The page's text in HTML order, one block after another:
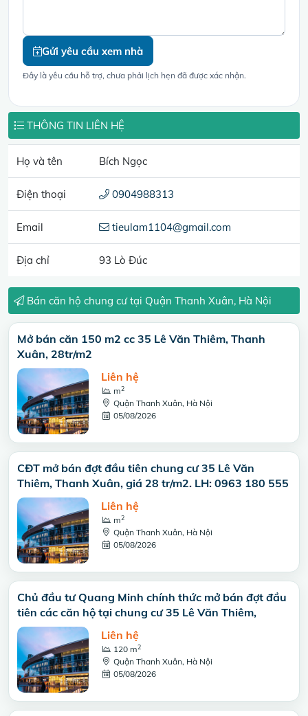
Gửi yêu cầu xem nhà
Đây là yêu cầu hỗ trợ, chưa phải lịch hẹn đã được xác nhận.
THÔNG TIN LIÊN HỆ
Họ và tên Bích Ngọc
Điện thoại 0904988313
Email tieulam1104@gmail.com
Địa chỉ 93 Lò Đúc
Bán căn hộ chung cư tại Quận Thanh Xuân, Hà Nội
Mở bán căn 150 m2 cc 35 Lê Văn Thiêm, Thanh
Xuân, 28tr/m2
Liên hệ
m2
Quận Thanh Xuân, Hà Nội
05/08/2026
CĐT mở bán đợt đầu tiên chung cư 35 Lê Văn
Thiêm, Thanh Xuân, giá 28 tr/m2. LH: 0963 180 555
Liên hệ
m2
Quận Thanh Xuân, Hà Nội
05/08/2026
Chủ đầu tư Quang Minh chính thức mở bán đợt đầu
tiên các căn hộ tại chung cư 35 Lê Văn Thiêm,
Liên hệ
120 m2
Quận Thanh Xuân, Hà Nội
05/08/2026